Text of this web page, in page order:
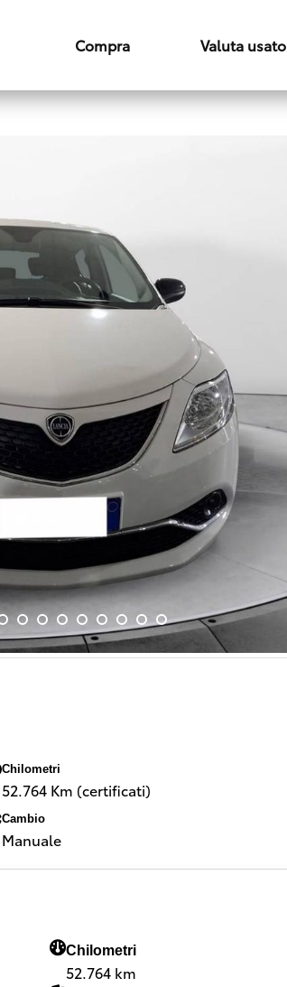
Compra Valuta usato
Chilometri
52.764 Km (certificati)
Cambio
Manuale
Chilometri
52.764 km